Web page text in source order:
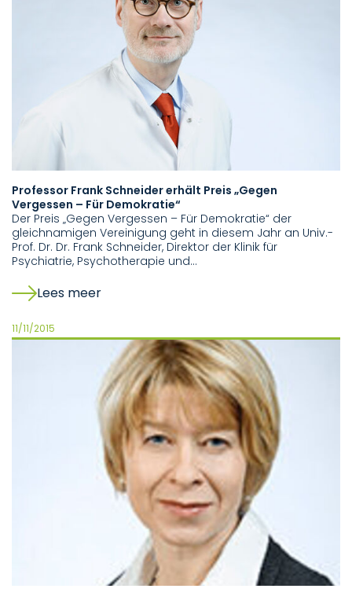
Professor Frank Schneider erhält Preis „Gegen
Vergessen – Für Demokratie“
Der Preis „Gegen Vergessen – Für Demokratie“ der
gleichnamigen Vereinigung geht in diesem Jahr an Univ.-
Prof. Dr. Dr. Frank Schneider, Direktor der Klinik für
Psychiatrie, Psychotherapie und…
Lees meer
11/11/2015